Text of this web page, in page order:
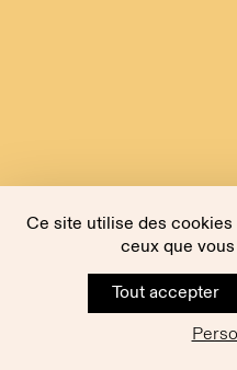
Ce site utilise des
ceux que
Tout accepter